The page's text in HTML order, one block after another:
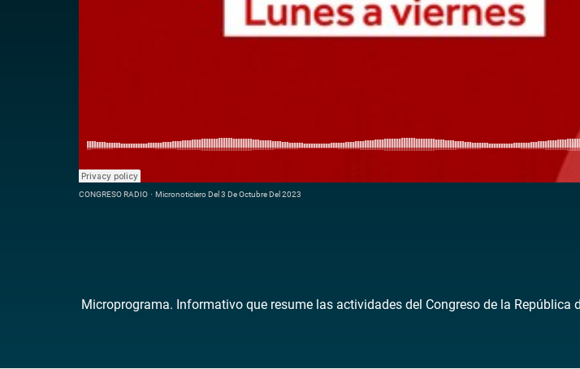
CONGRESO RADIO · Micronoticiero Del 3 De Octubre Del 2023
Microprograma. Informativo que resume las actividades del Congreso de la República